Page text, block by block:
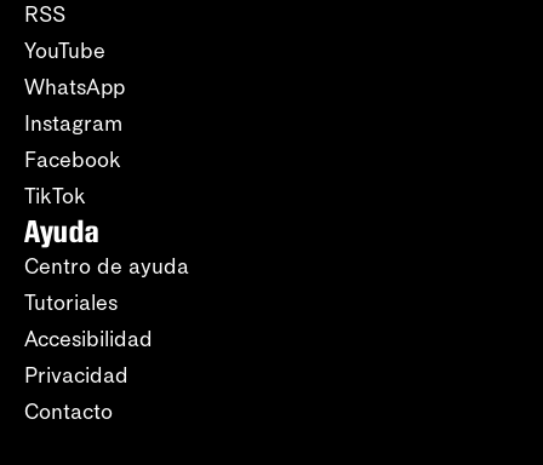
RSS
YouTube
WhatsApp
Instagram
Facebook
TikTok
Ayuda
Centro de ayuda
Tutoriales
Accesibilidad
Privacidad
Contacto